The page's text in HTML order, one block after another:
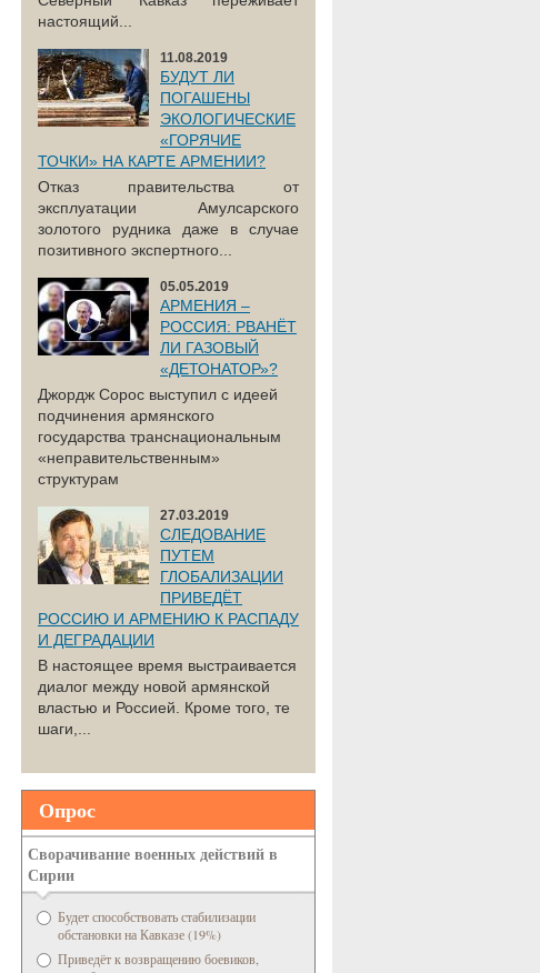
настоящий...
11.08.2019
БУДУТ ЛИ
ПОГАШЕНЫ
ЭКОЛОГИЧЕСКИЕ
«ГОРЯЧИЕ
ТОЧКИ» НА КАРТЕ АРМЕНИИ?
Отказ правительства от
эксплуатации Амулсарского
золотого рудника даже в случае
позитивного экспертного...
05.05.2019
АРМЕНИЯ –
РОССИЯ: РВАНЁТ
ЛИ ГАЗОВЫЙ
«ДЕТОНАТОР»?
Джордж Сорос выступил с идеей
подчинения армянского
государства транснациональным
«неправительственным»
структурам
27.03.2019
СЛЕДОВАНИЕ
ПУТЕМ
ГЛОБАЛИЗАЦИИ
ПРИВЕДЁТ
РОССИЮ И АРМЕНИЮ К РАСПАДУ
И ДЕГРАДАЦИИ
В настоящее время выстраивается
диалог между новой армянской
властью и Россией. Кроме того, те
шаги,...
Опрос
Сворачивание военных действий в
Сирии
Будет способствовать стабилизации
обстановки на Кавказе (19%)
Приведёт к возвращению боевиков,